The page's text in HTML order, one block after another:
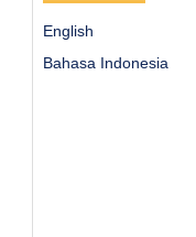
English
Bahasa Indonesia